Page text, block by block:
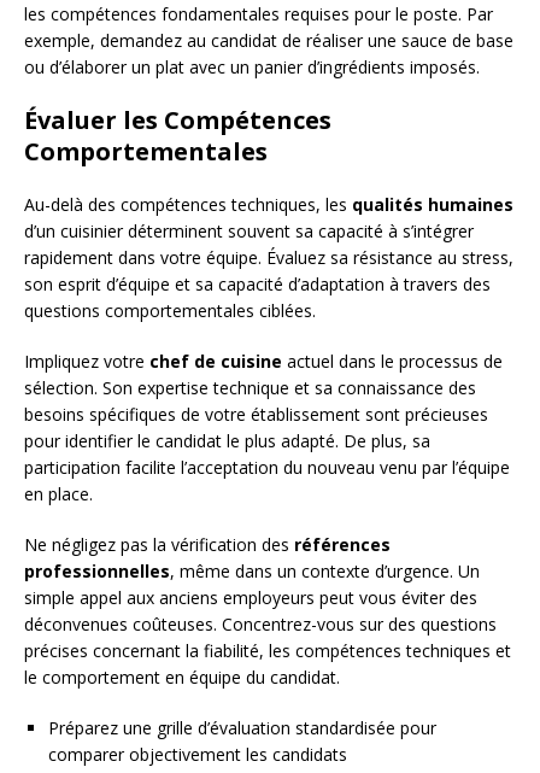
les compétences fondamentales requises pour le poste. Par
exemple, demandez au candidat de réaliser une sauce de base
ou d’élaborer un plat avec un panier d’ingrédients imposés.
Évaluer les Compétences
Comportementales
Au-delà des compétences techniques, les qualités humaines
d’un cuisinier déterminent souvent sa capacité à s’intégrer
rapidement dans votre équipe. Évaluez sa résistance au stress,
son esprit d’équipe et sa capacité d’adaptation à travers des
questions comportementales ciblées.
Impliquez votre chef de cuisine actuel dans le processus de
sélection. Son expertise technique et sa connaissance des
besoins spécifiques de votre établissement sont précieuses
pour identifier le candidat le plus adapté. De plus, sa
participation facilite l’acceptation du nouveau venu par l’équipe
en place.
Ne négligez pas la vérification des références
professionnelles, même dans un contexte d’urgence. Un
simple appel aux anciens employeurs peut vous éviter des
déconvenues coûteuses. Concentrez-vous sur des questions
précises concernant la fiabilité, les compétences techniques et
le comportement en équipe du candidat.
Préparez une grille d’évaluation standardisée pour
comparer objectivement les candidats